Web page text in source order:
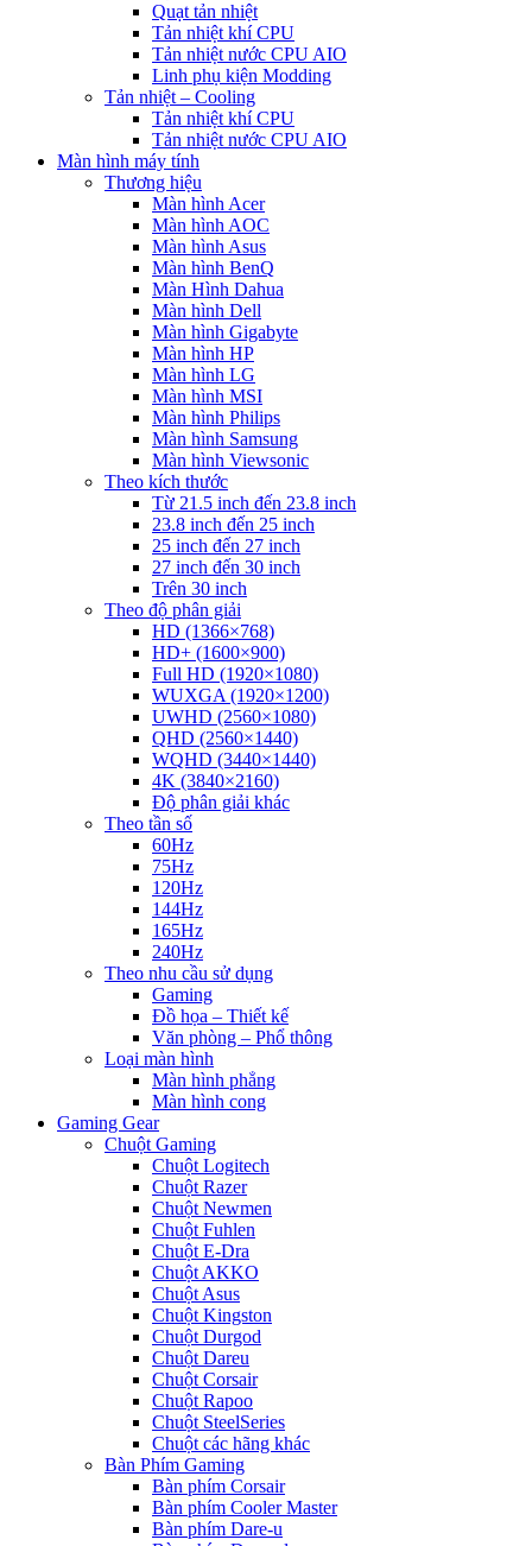
Quạt tản nhiệt
Tản nhiệt khí CPU
Tản nhiệt nước CPU AIO
Linh phụ kiện Modding
Tản nhiệt – Cooling
Tản nhiệt khí CPU
Tản nhiệt nước CPU AIO
Màn hình máy tính
Thương hiệu
Màn hình Acer
Màn hình AOC
Màn hình Asus
Màn hình BenQ
Màn Hình Dahua
Màn hình Dell
Màn hình Gigabyte
Màn hình HP
Màn hình LG
Màn hình MSI
Màn hình Philips
Màn hình Samsung
Màn hình Viewsonic
Theo kích thước
Từ 21.5 inch đến 23.8 inch
23.8 inch đến 25 inch
25 inch đến 27 inch
27 inch đến 30 inch
Trên 30 inch
Theo độ phân giải
HD (1366×768)
HD+ (1600×900)
Full HD (1920×1080)
WUXGA (1920×1200)
UWHD (2560×1080)
QHD (2560×1440)
WQHD (3440×1440)
4K (3840×2160)
Độ phân giải khác
Theo tần số
60Hz
75Hz
120Hz
144Hz
165Hz
240Hz
Theo nhu cầu sử dụng
Gaming
Đồ họa – Thiết kế
Văn phòng – Phổ thông
Loại màn hình
Màn hình phẳng
Màn hình cong
Gaming Gear
Chuột Gaming
Chuột Logitech
Chuột Razer
Chuột Newmen
Chuột Fuhlen
Chuột E-Dra
Chuột AKKO
Chuột Asus
Chuột Kingston
Chuột Durgod
Chuột Dareu
Chuột Corsair
Chuột Rapoo
Chuột SteelSeries
Chuột các hãng khác
Bàn Phím Gaming
Bàn phím Corsair
Bàn phím Cooler Master
Bàn phím Dare-u